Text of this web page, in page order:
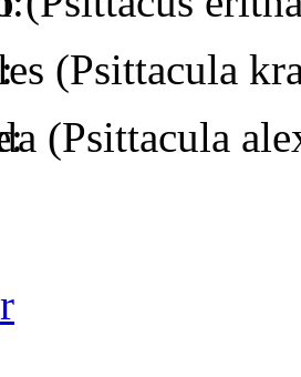
(Psittacula
(Psittacula